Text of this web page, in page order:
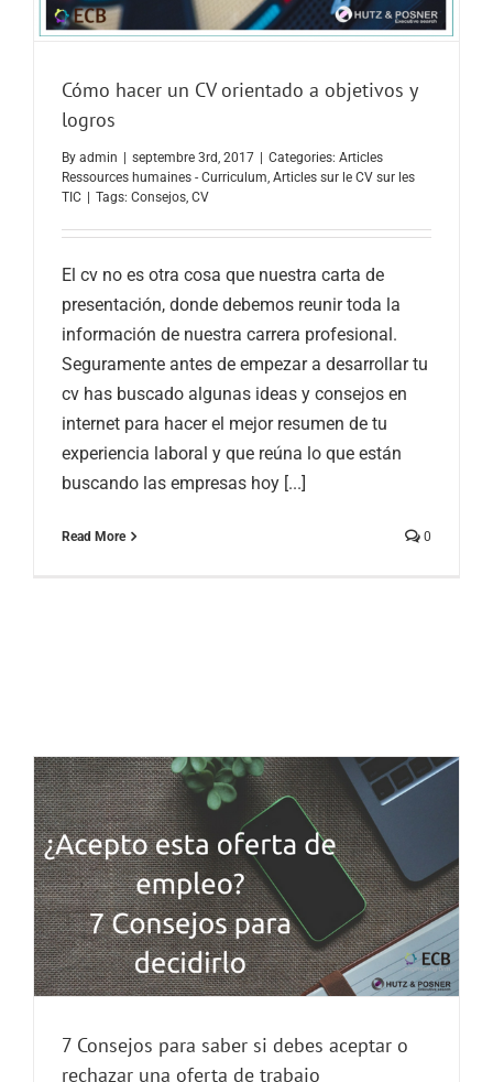
Cómo hacer un CV orientado a objetivos y
logros
By admin septembre 3rd, 2017 Categories: Articles
Ressources humaines - Curriculum, Articles sur le CV sur les
TIC
Tags: Consejos, CV
El cv no es otra cosa que nuestra carta de
presentación, donde debemos reunir toda la
información de nuestra carrera profesional.
Seguramente antes de empezar a desarrollar tu
cv has buscado algunas ideas y consejos en
internet para hacer el mejor resumen de tu
experiencia laboral y que reúna lo que están
buscando las empresas hoy [...]
Read More 0
7 Consejos para saber si debes aceptar o
rechazar una oferta de trabajo